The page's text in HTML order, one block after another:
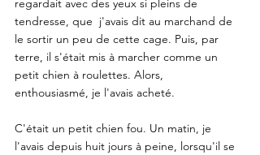
regardait avec des yeux si pleins de
tendresse, que  j'avais dit au marchand de
le sortir un peu de cette cage. Puis, par
terre, il s'était mis à marcher comme un
petit chien à roulettes. Alors,
enthousiasmé, je l'avais acheté.
C'était un petit chien fou. Un matin, je
l'avais depuis huit jours à peine, lorsqu'il se